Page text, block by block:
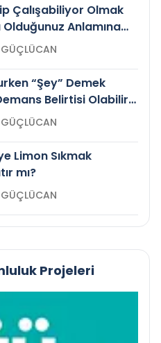
Çalışabiliyor Olmak
Olduğunuz Anlamına
Zeynep GÜÇLÜCAN
“Şey” Demek
Belirtisi Olabilir
Zeynep GÜÇLÜCAN
Limon Sıkmak
mı?
Zeynep GÜÇLÜCAN
Projeleri